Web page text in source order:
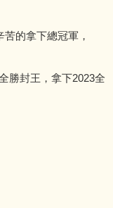
的拿下總冠軍，
勝封王，拿下2023全